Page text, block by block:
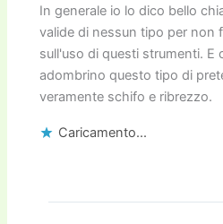
In generale io lo dico bello
valide di nessun tipo per non
sull'uso di questi strumenti. E
adombrino questo tipo di
veramente schifo e ribrezzo.
Caricamento...